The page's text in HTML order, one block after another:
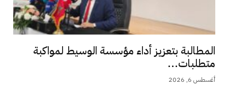
المطالبة بتعزيز أداء مؤسسة الوسيط لمواكبة
متطلبات...
أغسطس 6, 2026